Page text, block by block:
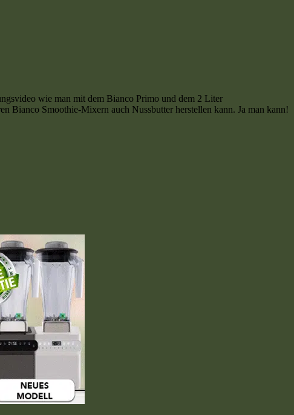
wie man mit dem Bianco Primo und dem 2 Liter
Bianco Smoothie-Mixern auch Nussbutter herstellen kann. Ja man kann!